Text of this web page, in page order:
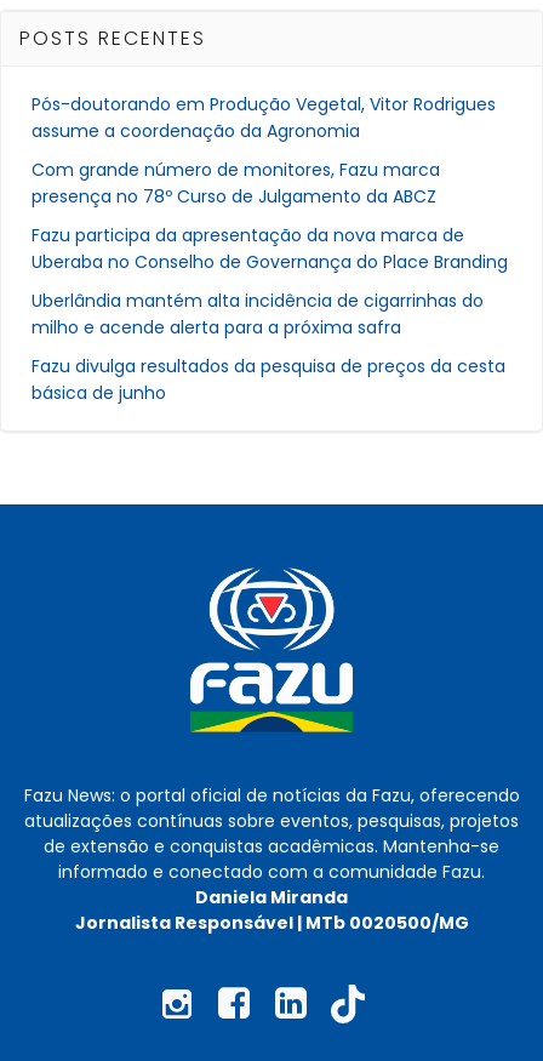
POSTS RECENTES
Pós-doutorando em Produção Vegetal, Vitor Rodrigues
assume a coordenação da Agronomia
Com grande número de monitores, Fazu marca
presença no 78º Curso de Julgamento da ABCZ
Fazu participa da apresentação da nova marca de
Uberaba no Conselho de Governança do Place Branding
Uberlândia mantém alta incidência de cigarrinhas do
milho e acende alerta para a próxima safra
Fazu divulga resultados da pesquisa de preços da cesta
básica de junho
Fazu News: o portal oficial de notícias da Fazu, oferecendo
atualizações contínuas sobre eventos, pesquisas, projetos
de extensão e conquistas acadêmicas. Mantenha-se
informado e conectado com a comunidade Fazu.
Daniela Miranda
Jornalista Responsável | MTb 0020500/MG